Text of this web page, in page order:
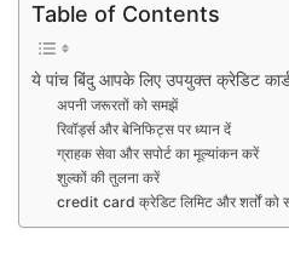
Table of Contents
ये पांच बिंदु आपके लिए उपयुक्त क्रेडिट
अपनी जरूरतों को समझें
रिवॉर्ड्स और बेनिफिट्स पर ध्यान दें
ग्राहक सेवा और सपोर्ट का मूल्यांकन करें
शुल्कों की तुलना करें
credit card क्रेडिट लिमिट और शर्तों को